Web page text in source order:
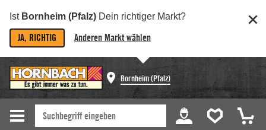
Ist Bornheim (Pfalz) Dein richtiger Markt?
JA, RICHTIG Anderen Markt wählen
Bornheim (Pfalz)